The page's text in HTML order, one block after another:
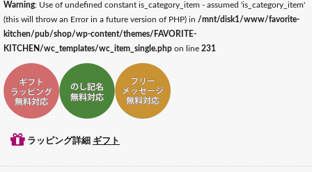
Warning: Use of undefined constant is_category_item - assumed 'is_category_item'
(this will throw an Error in a future version of PHP) in /mnt/disk1/www/favorite-
kitchen/pub/shop/wp-content/themes/FAVORITE-
KITCHEN/wc_templates/wc_item_single.php on line 231
ギフトラッピング対応ギフトのし記名対応
ラッピング詳細 ギフト